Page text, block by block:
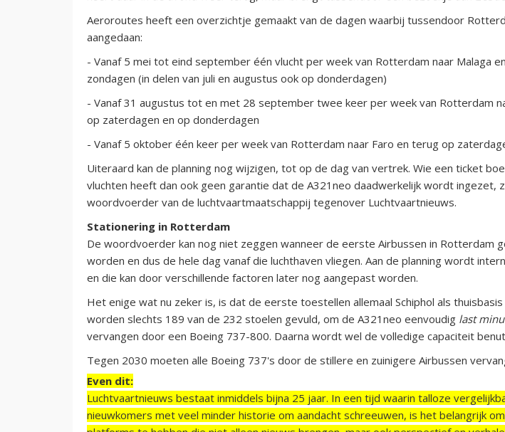
Aeroroutes heeft een overzichtje gemaakt van de dagen waarbij tussendoor
aangedaan:
- Vanaf 5 mei tot eind september één vlucht per week van Rotterdam naar Malaga
zondagen (in delen van juli en augustus ook op donderdagen)
- Vanaf 31 augustus tot en met 28 september twee keer per week van Rotterdam
op zaterdagen en op donderdagen
- Vanaf 5 oktober één keer per week van Rotterdam naar Faro en terug op
Uiteraard kan de planning nog wijzigen, tot op de dag van vertrek. Wie een ticket
vluchten heeft dan ook geen garantie dat de A321neo daadwerkelijk wordt ingezet,
woordvoerder van de luchtvaartmaatschappij tegenover Luchtvaartnieuws.
Stationering in Rotterdam
De woordvoerder kan nog niet zeggen wanneer de eerste Airbussen in Rotterdam
worden en dus de hele dag vanaf die luchthaven vliegen. Aan de planning wordt
en die kan door verschillende factoren later nog aangepast worden.
Het enige wat nu zeker is, is dat de eerste toestellen allemaal Schiphol als
worden slechts 189 van de 232 stoelen gevuld, om de A321neo eenvoudig last
vervangen door een Boeing 737-800. Daarna wordt wel de volledige capaciteit
Tegen 2030 moeten alle Boeing 737's door de stillere en zuinigere Airbussen
Even dit:
Luchtvaartnieuws bestaat inmiddels bijna 25 jaar. In een tijd waarin talloze
nieuwkomers met veel minder historie om aandacht schreeuwen, is het belangrijk